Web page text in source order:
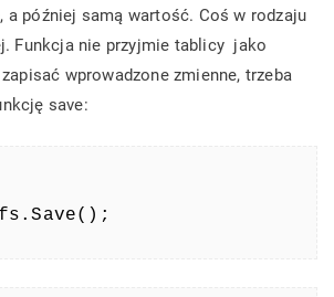
a później samą wartość. Coś w rodzaju
Funkcja nie przyjmie tablicy jako
wprowadzone zmienne, trzeba
save: